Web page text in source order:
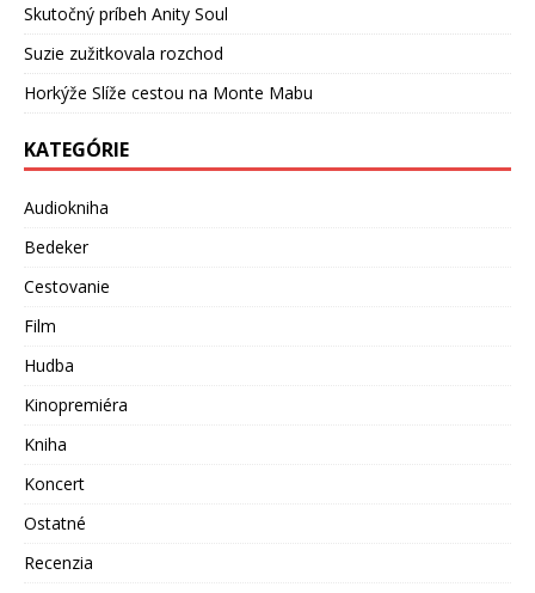
Skutočný príbeh Anity Soul
Suzie zužitkovala rozchod
Horkýže Slíže cestou na Monte Mabu
KATEGÓRIE
Audiokniha
Bedeker
Cestovanie
Film
Hudba
Kinopremiéra
Kniha
Koncert
Ostatné
Recenzia